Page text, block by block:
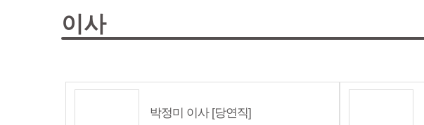
이사
박정미 이사 [당연직]